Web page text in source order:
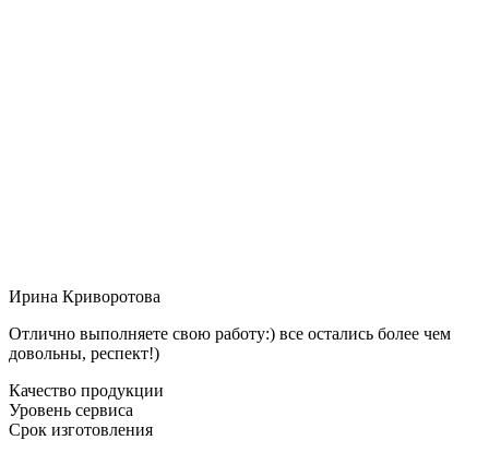
Ирина Криворотова
Отлично выполняете свою работу:) все остались более чем
довольны, респект!)
Качество продукции
Уровень сервиса
Срок изготовления